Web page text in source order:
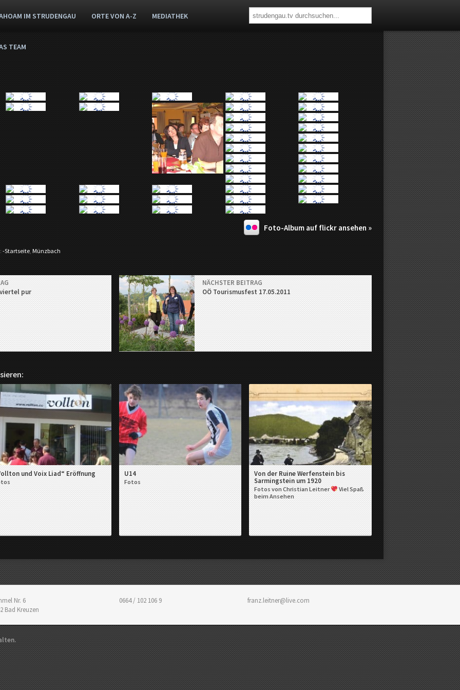
IM STRUDENGAU ORTE VON A-Z MEDIATHEK
TEAM
Foto-Album auf flickr ansehen »
-Startseite Münzbach
pur
NÄCHSTER BEITRAG
OÖ Tourismusfest 17.05.2011
und Voix Liad“ Eröffnung U14
Fotos
Von der Ruine Werfenstein bis
Sarmingstein um 1920
Fotos von Christian Leitner
Viel Spaß
beim Ansehen
Nr. 6
Bad Kreuzen
0664 / 102 106 9 franz.leitner@live.com